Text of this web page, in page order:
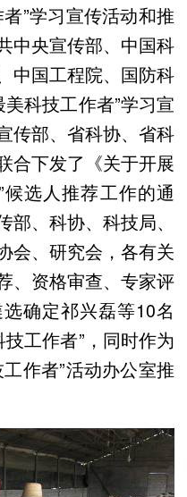
”学习宣传活动和推
中央宣传部、中国科
中国工程院、国防科
科技工作者”学习宣
传部、省科协、省科
合下发了《关于开展
选人推荐工作的通
、科协、科技局、
会、研究会，各有关
、资格审查、专家评
确定祁兴磊等10名
工作者”，同时作为
作者”活动办公室推